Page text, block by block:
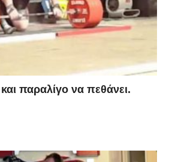
παραλίγο να πεθάνει.